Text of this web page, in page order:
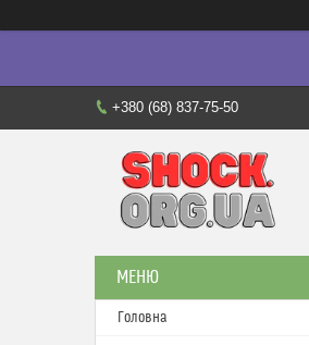
+380 (68) 837-75-50
Головна